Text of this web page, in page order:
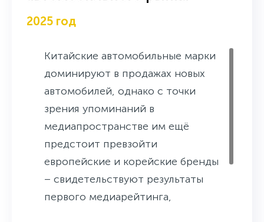
2025 год
Китайские автомобильные марки
доминируют в продажах новых
автомобилей, однако с точки
зрения упоминаний в
медиапространстве им ещё
предстоит превзойти
европейские и корейские бренды
– свидетельствуют результаты
первого медиарейтинга,